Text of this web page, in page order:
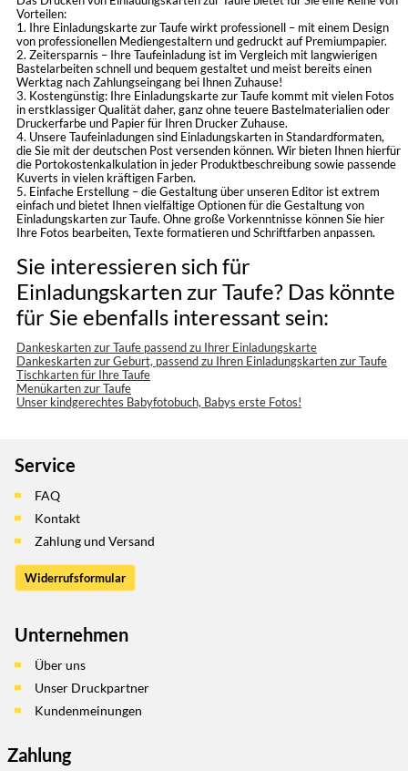
Vorteilen:
1. Ihre Einladungskarte zur Taufe wirkt professionell – mit einem Design
von professionellen Mediengestaltern und gedruckt auf Premiumpapier.
2. Zeitersparnis – Ihre Taufeinladung ist im Vergleich mit langwierigen
Bastelarbeiten schnell und bequem gestaltet und meist bereits einen
Werktag nach Zahlungseingang bei Ihnen Zuhause!
3. Kostengünstig: Ihre Einladungskarte zur Taufe kommt mit vielen Fotos
in erstklassiger Qualität daher, ganz ohne teuere Bastelmaterialien oder
Druckerfarbe und Papier für Ihren Drucker Zuhause.
4. Unsere Taufeinladungen sind Einladungskarten in Standardformaten,
die Sie mit der deutschen Post versenden können. Wir bieten Ihnen hierfür
die Portokostenkalkulation in jeder Produktbeschreibung sowie passende
Kuverts in vielen kräftigen Farben.
5. Einfache Erstellung – die Gestaltung über unseren Editor ist extrem
einfach und bietet Ihnen vielfältige Optionen für die Gestaltung von
Einladungskarten zur Taufe. Ohne große Vorkenntnisse können Sie hier
Ihre Fotos bearbeiten, Texte formatieren und Schriftfarben anpassen.
Sie interessieren sich für
Einladungskarten zur Taufe? Das könnte
für Sie ebenfalls interessant sein:
Dankeskarten zur Taufe passend zu Ihrer Einladungskarte
Dankeskarten zur Geburt, passend zu Ihren Einladungskarten zur Taufe
Tischkarten für Ihre Taufe
Menükarten zur Taufe
Unser kindgerechtes Babyfotobuch, Babys erste Fotos!
Service
FAQ
Kontakt
Zahlung und Versand
Widerrufsformular
Unternehmen
Über uns
Unser Druckpartner
Kundenmeinungen
Zahlung